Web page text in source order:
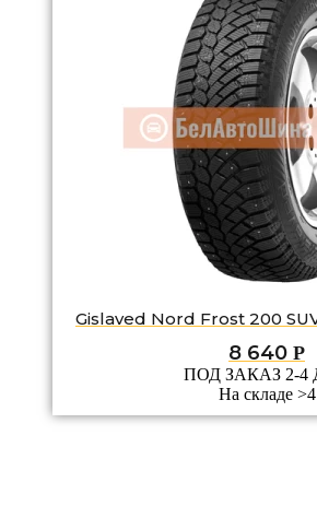
Gislaved Nord Frost 200
8 640 Р
ПОД ЗАКАЗ 2-4
На складе >4